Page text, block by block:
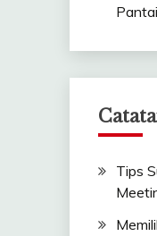
Tips